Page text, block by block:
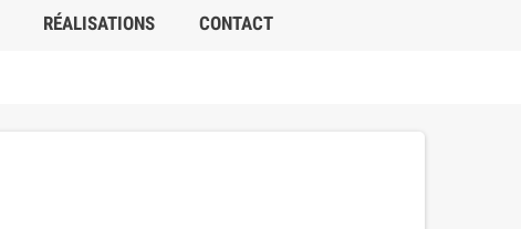
RÉALISATIONS CONTACT